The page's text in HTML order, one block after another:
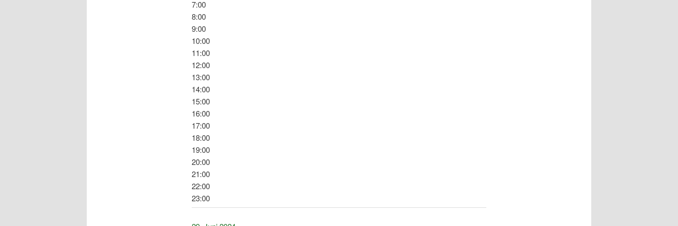
7:00
8:00
9:00
10:00
11:00
12:00
13:00
14:00
15:00
16:00
17:00
18:00
19:00
20:00
21:00
22:00
23:00